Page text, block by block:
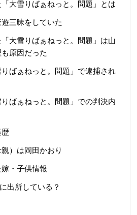
大雪りばぁねっと。問題」とは
三昧をしていた
大雪りばぁねっと。問題」は山
原因だった
ばぁねっと。問題」で逮捕され
ばぁねっと。問題」での判決内
歴
）は岡田かおり
・子供情報
出所している？